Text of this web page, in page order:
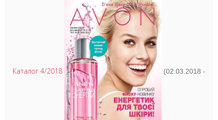
Каталог 4/2018 (02.03.2018 -